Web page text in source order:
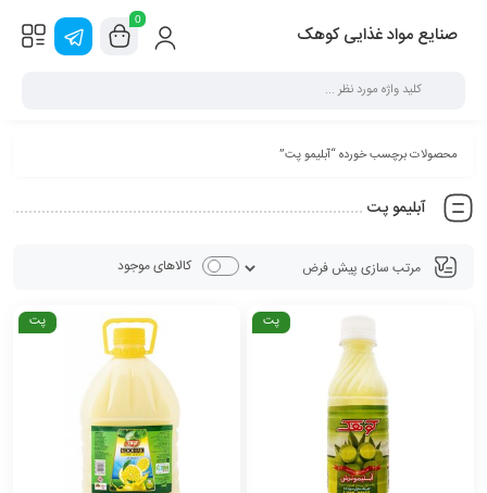
صنایع مواد غذایی کوهک
0
محصولات برچسب خورده “آبلیمو پت”
آبلیمو پت
کالاهای موجود
پت پت